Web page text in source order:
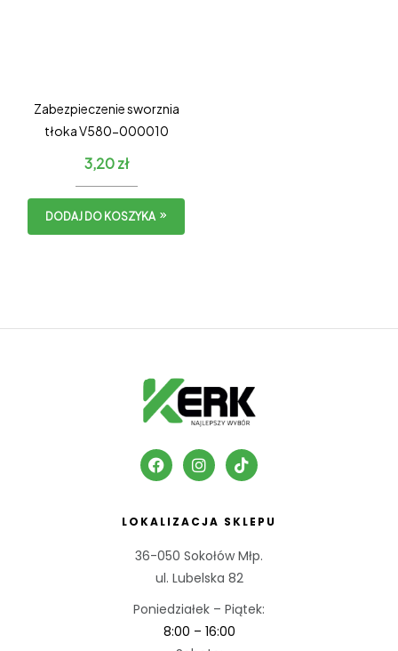
Zabezpieczenie sworznia
tłoka V580-000010
3,20zł
DODAJ DO KOSZYKA
LOKALIZACJA SKLEPU
36-050 Sokołów Młp.
ul. Lubelska 82
Poniedziałek – Piątek:
8:00 – 16:00